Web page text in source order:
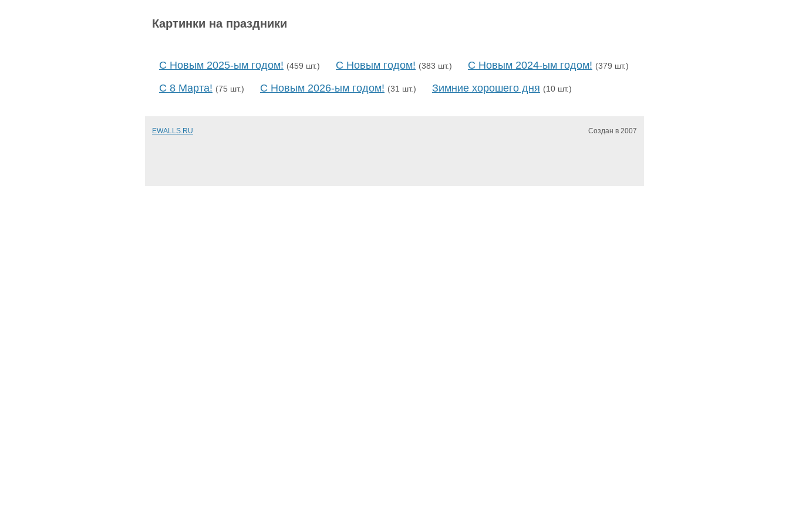
Картинки на праздники
С Новым 2025-ым годом! (459 шт.) С Новым годом! (383 шт.) С Новым 2024-ым годом! (379 шт.)
С 8 Марта! (75 шт.) С Новым 2026-ым годом! (31 шт.) Зимние хорошего дня (10 шт.)
EWALLS.RU Создан в 2007